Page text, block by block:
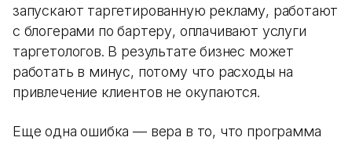
запускают таргетированную рекламу, работают
с блогерами по бартеру, оплачивают услуги
таргетологов. В результате бизнес может
работать в минус, потому что расходы на
привлечение клиентов не окупаются.
Еще одна ошибка — вера в то, что программа